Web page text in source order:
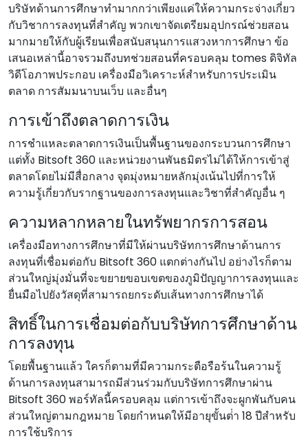
บริษัทด้านการศึกษาทํามากกว่าเพียงแค่ให้ความกระจ่างเกี่ยว
กับวิชาการลงทุนที่สําคัญ พวกเขาจัดเตรียมอุปกรณ์ช่วยสอน
มากมายให้กับผู้เรียนเพื่อสนับสนุนการแสวงหาการศึกษา ข้อ
เสนอเหล่านี้อาจรวมถึงบทช่วยสอนที่ครอบคลุม tomes ดิจิทัล
วิดีโอภาพประกอบ เครื่องมือวิเคราะห์สําหรับการประเมิน
ตลาด การสัมมนาบนเว็บ และอื่นๆ
การเข้าถึงตลาดการเงิน
การชําแหละตลาดการเงินเป็นพื้นฐานของกระบวนการศึกษา
แต่ทั้ง Bitsoft 360 และหน่วยงานพันธมิตรไม่ได้ให้การเข้าสู่
ตลาดโดยไม่มีสื่อกลาง จุดมุ่งหมายหลักมุ่งเน้นไปที่การให้
ความรู้เกี่ยวกับรากฐานของการลงทุนและวิชาที่สําคัญอื่น ๆ
ความหลากหลายในทรัพยากรการสอน
เครื่องมือทางการศึกษาที่มีให้ผ่านบริษัทการศึกษาด้านการ
ลงทุนที่เชื่อมต่อกับ Bitsoft 360 แตกต่างกันไป อย่างไรก็ตาม
ส่วนใหญ่มุ่งมั่นที่จะขยายขอบเขตของภูมิปัญญาการลงทุนและ
ยื่นมือไปยังวัสดุที่สามารถยกระดับเส้นทางการศึกษาได้
สิทธิ์ในการเชื่อมต่อกับบริษัทการศึกษาด้าน
การลงทุน
โดยพื้นฐานแล้ว ใครก็ตามที่มีความกระตือรือร้นในความรู้
ด้านการลงทุนสามารถมีส่วนร่วมกับบริษัทการศึกษาผ่าน
Bitsoft 360 พอร์ทัลนี้ครอบคลุม แต่การเข้าถึงจะผูกพันกับคน
ส่วนใหญ่ตามกฎหมาย โดยกําหนดให้มีอายุขั้นต่ํา 18 ปีสําหรับ
การใช้บริการ